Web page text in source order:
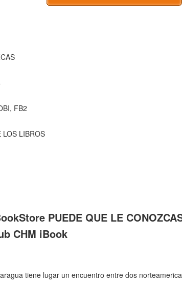
FB2
LOS LIBROS
PUEDE QUE LE
CHM iBook
tiene lugar un encuentro entre dos